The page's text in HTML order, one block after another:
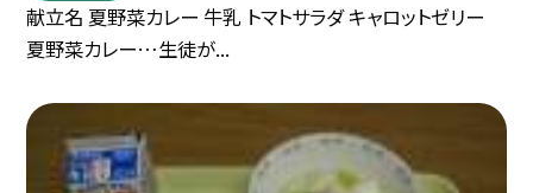
献立名 夏野菜カレー 牛乳 トマトサラダ キャロットゼリー
夏野菜カレー…生徒が...